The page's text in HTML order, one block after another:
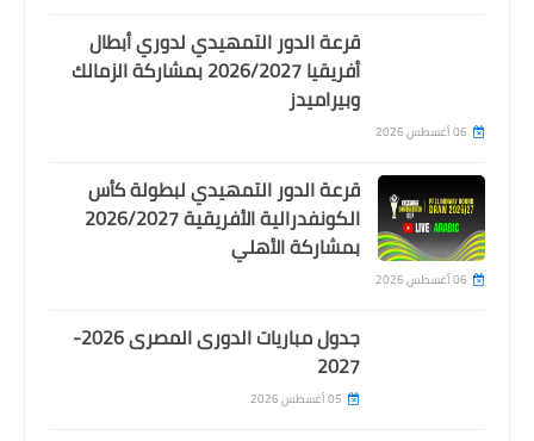
Egypt
رئيس لجنة الحكام : تعمدت اسناد مباراتى
الترقى للغندور و البنا
قرعة الدور التمهيدي لدوري أبطال
أفريقيا 2026/2027 بمشاركة الزمالك
وبيراميدز
06 أغسطس 2026
قرعة الدور التمهيدي لبطولة كأس
الكونفدرالية الأفريقية 2026/2027
بمشاركة الأهلي
06 أغسطس 2026
جدول مباريات الدورى المصرى 2026-
2027
05 أغسطس 2026